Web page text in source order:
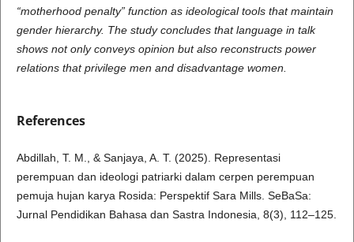
“motherhood penalty” function as ideological tools that maintain
gender hierarchy. The study concludes that language in talk
shows not only conveys opinion but also reconstructs power
relations that privilege men and disadvantage women.
References
Abdillah, T. M., & Sanjaya, A. T. (2025). Representasi
perempuan dan ideologi patriarki dalam cerpen perempuan
pemuja hujan karya Rosida: Perspektif Sara Mills. SeBaSa:
Jurnal Pendidikan Bahasa dan Sastra Indonesia, 8(3), 112–125.